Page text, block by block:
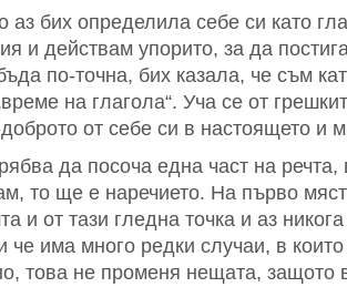
аз бих определила себе си като
и действам упорито, за да
по-точна, бих казала, че съм
на глагола“. Уча се от
от себе си в настоящето и
да посоча една част на речта,
то ще е наречието. На първо
и от тази гледна точка и аз
че има много редки случаи, в
това не променя нещата, защото